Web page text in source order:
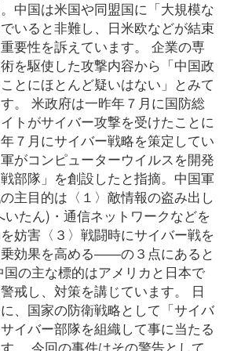
中国は米国や同盟国に「大規模な
いると非難し、日米欧などが結束
要性を訴えています。 企業の専
を駆使した攻撃内容から「中国政
とにほとんど疑いはない」とみて
。 米政府は一昨年７月に国防総
トがサイバー攻撃を受けたことに
７月にサイバー戦略を策定してい
がコンピューターウイルスを開発
部隊」を創設したと指摘。中国軍
主目的は〈１〉敵情報の盗み出し
いたん)・通信ネットワークなどを
妨害〈３〉戦闘時にサイバー戦を
効果を高める――の３点にあると
の主な標的はアメリカと日本で
戒し、対策を講じています。 日
、国家の防衛戦略として「サイバ
イバー部隊を組織して事に当たる
。 今回の事件はその警告として